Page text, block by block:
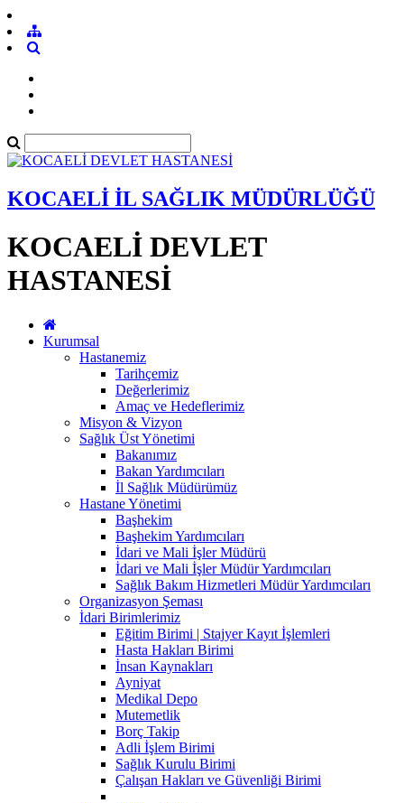
KOCAELİ İL SAĞLIK MÜDÜRLÜĞÜ
KOCAELİ DEVLET
HASTANESİ
Kurumsal
Hastanemiz
Tarihçemiz
Değerlerimiz
Amaç ve Hedeflerimiz
Misyon & Vizyon
Sağlık Üst Yönetimi
Bakanımız
Bakan Yardımcıları
İl Sağlık Müdürümüz
Hastane Yönetimi
Başhekim
Başhekim Yardımcıları
İdari ve Mali İşler Müdürü
İdari ve Mali İşler Müdür Yardımcıları
Sağlık Bakım Hizmetleri Müdür Yardımcıları
Organizasyon Şeması
İdari Birimlerimiz
Eğitim Birimi | Stajyer Kayıt İşlemleri
Hasta Hakları Birimi
İnsan Kaynakları
Ayniyat
Medikal Depo
Mutemetlik
Borç Takip
Adli İşlem Birimi
Sağlık Kurulu Birimi
Çalışan Hakları ve Güvenliği Birimi